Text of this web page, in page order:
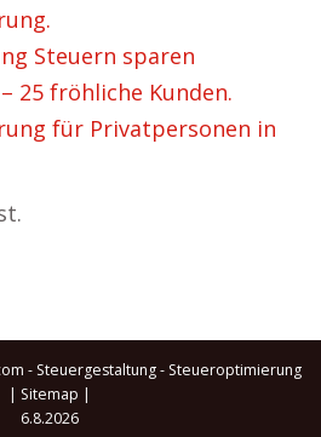
Steuern sparen
25 fröhliche Kunden.
für Privatpersonen in
- Steuergestaltung - Steueroptimierung
| Sitemap |
6.8.2026